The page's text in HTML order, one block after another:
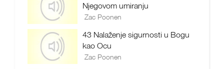
Njegovom umiranju
Zac Poonen
43 Nalaženje sigurnosti u Bogu
kao Ocu
Zac Poonen